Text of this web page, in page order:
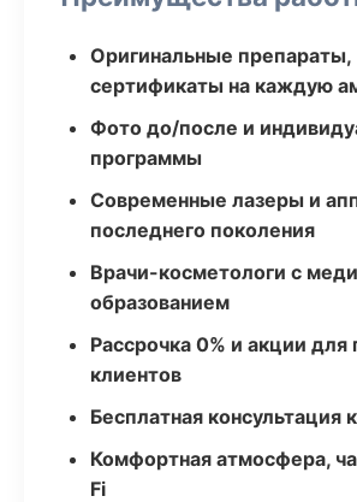
Оригинальные препараты,
сертификаты на каждую
Фото до/после и
программы
Современные лазеры и
последнего поколения
Врачи-косметологи с
образованием
Рассрочка 0% и акции для
клиентов
Бесплатная консультация
Комфортная атмосфера,
Fi